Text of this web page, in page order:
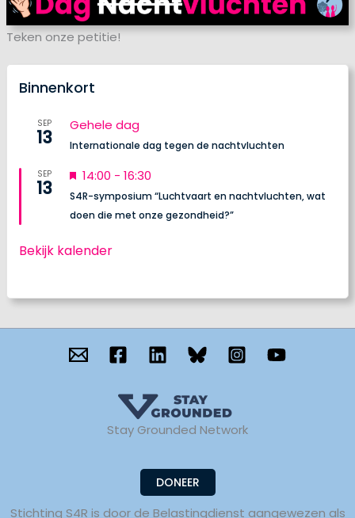
Teken onze petitie!
Binnenkort
SEP
13
Gehele dag
Internationale dag tegen de nachtvluchten
SEP
13
U
i
g
l
h
14:00 -16:30
S4R-symposium “Luchtvaart en nachtvluchten, wat
doen die met onze gezondheid?”
Bekijk kalender
Stay Grounded Network
DONEER
Stichting S4R is door de Belastingdienst aangewezen als